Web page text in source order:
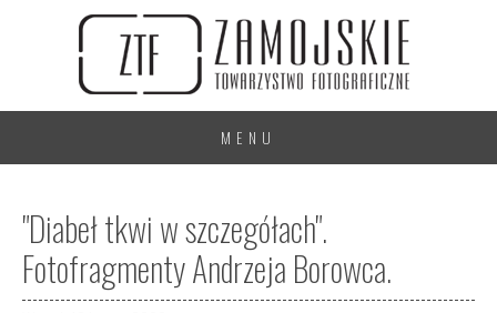
MENU
"Diabeł tkwi w szczegółach".
Fotofragmenty Andrzeja Borowca.